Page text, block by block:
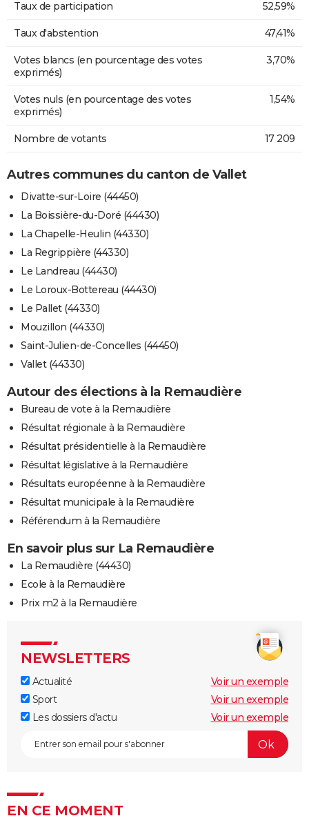
Taux de participation 52,59%
Taux d'abstention 47,41%
Votes blancs (en pourcentage des votes
exprimés)
3,70%
Votes nuls (en pourcentage des votes
exprimés)
1,54%
Nombre de votants 17 209
Autres communes du canton de Vallet
Divatte-sur-Loire (44450)
La Boissière-du-Doré (44430)
La Chapelle-Heulin (44330)
La Regrippière (44330)
Le Landreau (44430)
Le Loroux-Bottereau (44430)
Le Pallet (44330)
Mouzillon (44330)
Saint-Julien-de-Concelles (44450)
Vallet (44330)
Autour des élections à la Remaudière
Bureau de vote à la Remaudière
Résultat régionale à la Remaudière
Résultat présidentielle à la Remaudière
Résultat législative à la Remaudière
Résultats européenne à la Remaudière
Résultat municipale à la Remaudière
Référendum à la Remaudière
En savoir plus sur La Remaudière
La Remaudière (44430)
Ecole à la Remaudière
Prix m2 à la Remaudière
NEWSLETTERS
Actualité
Voir un exemple
Sport
Voir un exemple
Les dossiers d'actu
Voir un exemple
EN CE MOMENT